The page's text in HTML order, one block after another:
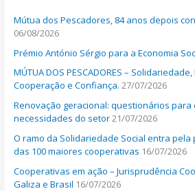
f
o
r
:
Mútua dos Pescadores, 84 anos depois
06/08/2026
Prémio António Sérgio para a Economia
MÚTUA DOS PESCADORES –
Cooperação e Confiança. 27/07/2026
Renovação geracional: questionários para
necessidades do setor21/07/2026
O ramo da Solidariedade Social entra
das 100 maiores cooperativas 16/07/2026
Cooperativas em ação – Jurisprudência
Galiza e Brasil 16/07/2026